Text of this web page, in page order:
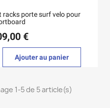
racks porte surf velo pour
€
Ajouter au panier
1-5 de 5 article(s)